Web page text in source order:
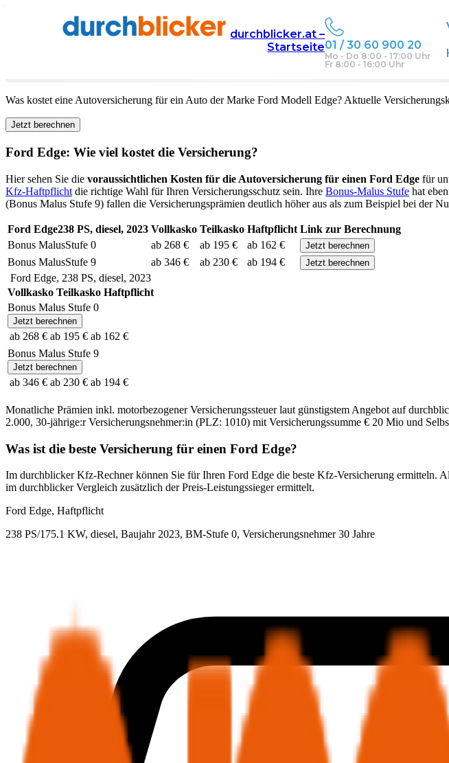
durchblicker.at –
Startseite01 / 30 60 900 20
Mo - Do 8:00 - 17:00 Uhr
Fr 8:00 - 16:00 Uhr
Autoversicherung Ford
in Österreich
Was kostet eine Autoversicherung für ein Auto der Marke Ford Modell Edge? Aktuelle
Jetzt berechnen
Ford Edge: Wie viel kostet die Versicherung?
Hier sehen Sie die voraussichtlichen Kosten für die Autoversicherung für einen Ford Edge für
Kfz-Haftpflicht die richtige Wahl für Ihren Versicherungsschutz sein. Ihre Bonus-Malus Stufe hat
(Bonus Malus Stufe 9) fallen die Versicherungsprämien deutlich höher aus als zum Beispiel bei der
Ford Edge238 PS, diesel, 2023 Vollkasko Teilkasko Haftpflicht Link zur Berechnung
Bonus MalusStufe 0 ab 268 € ab 195 € ab 162 € Jetzt berechnen
Bonus MalusStufe 9 ab 346 € ab 230 € ab 194 € Jetzt berechnen
Ford Edge, 238 PS, diesel, 2023
Vollkasko Teilkasko Haftpflicht
Bonus Malus Stufe 0
Jetzt berechnen
ab 268 € ab 195 € ab 162 €
Bonus Malus Stufe 9
Jetzt berechnen
ab 346 € ab 230 € ab 194 €
Monatliche Prämien inkl. motorbezogener Versicherungssteuer laut günstigstem Angebot auf
2.000, 30-jährige:rVersicherungsnehmer:in (PLZ: 1010) mit Versicherungssumme € 20 Mio und
Was ist die beste Versicherung für einen Ford Edge?
Im durchblicker Kfz-Rechner können Sie für Ihren Ford Edge die beste Kfz-Versicherung ermitteln.
im durchblicker Vergleich zusätzlich der Preis-Leistungssieger ermittelt.
Ford Edge, Haftpflicht
238 PS/175.1 KW, diesel, Baujahr 2023, BM-Stufe 0, Versicherungsnehmer 30 Jahre